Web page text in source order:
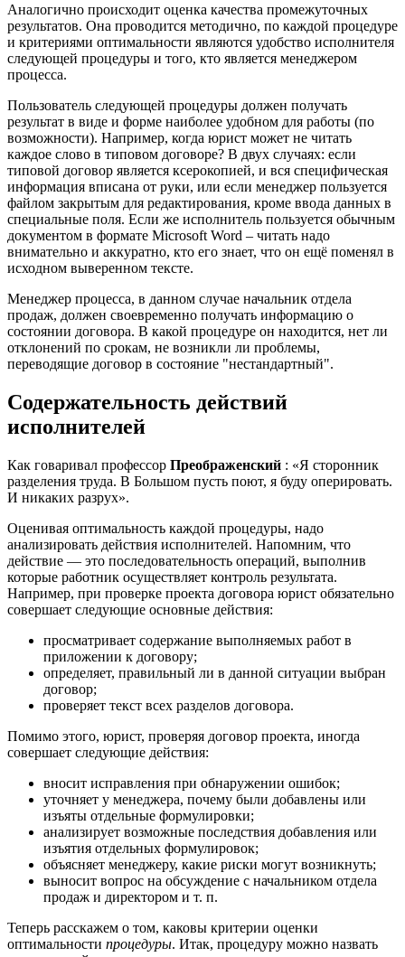
Аналогично происходит оценка качества промежуточных
результатов. Она проводится методично, по каждой процедуре
и критериями оптимальности являются удобство исполнителя
следующей процедуры и того, кто является менеджером
процесса.
Пользователь следующей процедуры должен получать
результат в виде и форме наиболее удобном для работы (по
возможности). Например, когда юрист может не читать
каждое слово в типовом договоре? В двух случаях: если
типовой договор является ксерокопией, и вся специфическая
информация вписана от руки, или если менеджер пользуется
файлом закрытым для редактирования, кроме ввода данных в
специальные поля. Если же исполнитель пользуется обычным
документом в формате Microsoft Word – читать надо
внимательно и аккуратно, кто его знает, что он ещё поменял в
исходном выверенном тексте.
Менеджер процесса, в данном случае начальник отдела
продаж, должен своевременно получать информацию о
состоянии договора. В какой процедуре он находится, нет ли
отклонений по срокам, не возникли ли проблемы,
переводящие договор в состояние "нестандартный".
Содержательность действий
исполнителей
Как говаривал профессор Преображенский : «Я сторонник
разделения труда. В Большом пусть поют, я буду оперировать.
И никаких разрух».
Оценивая оптимальность каждой процедуры, надо
анализировать действия исполнителей. Напомним, что
действие — это последовательность операций, выполнив
которые работник осуществляет контроль результата.
Например, при проверке проекта договора юрист обязательно
совершает следующие основные действия:
просматривает содержание выполняемых работ в
приложении к договору;
определяет, правильный ли в данной ситуации выбран
договор;
проверяет текст всех разделов договора.
Помимо этого, юрист, проверяя договор проекта, иногда
совершает следующие действия:
вносит исправления при обнаружении ошибок;
уточняет у менеджера, почему были добавлены или
изъяты отдельные формулировки;
анализирует возможные последствия добавления или
изъятия отдельных формулировок;
объясняет менеджеру, какие риски могут возникнуть;
выносит вопрос на обсуждение с начальником отдела
продаж и директором и т. п.
Теперь расскажем о том, каковы критерии оценки
оптимальности процедуры. Итак, процедуру можно назвать